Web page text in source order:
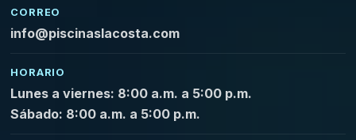
CORREO
info@piscinaslacosta.com
HORARIO
Lunes a viernes: 8:00 a.m. a 5:00 p.m.
Sábado: 8:00 a.m. a 5:00 p.m.